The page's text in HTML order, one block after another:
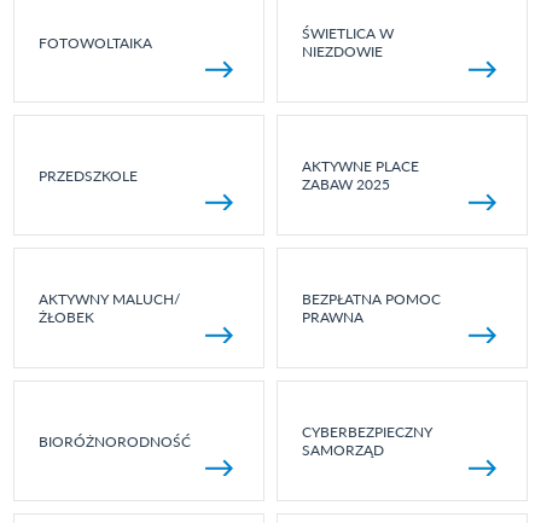
FOTOWOLTAIKA
ŚWIETLICA W
NIEZDOWIE
PRZEDSZKOLE
AKTYWNE PLACE
ZABAW 2025
AKTYWNY MALUCH/
ŻŁOBEK
BEZPŁATNA POMOC
PRAWNA
BIORÓŻNORODNOŚĆ
CYBERBEZPIECZNY
SAMORZĄD